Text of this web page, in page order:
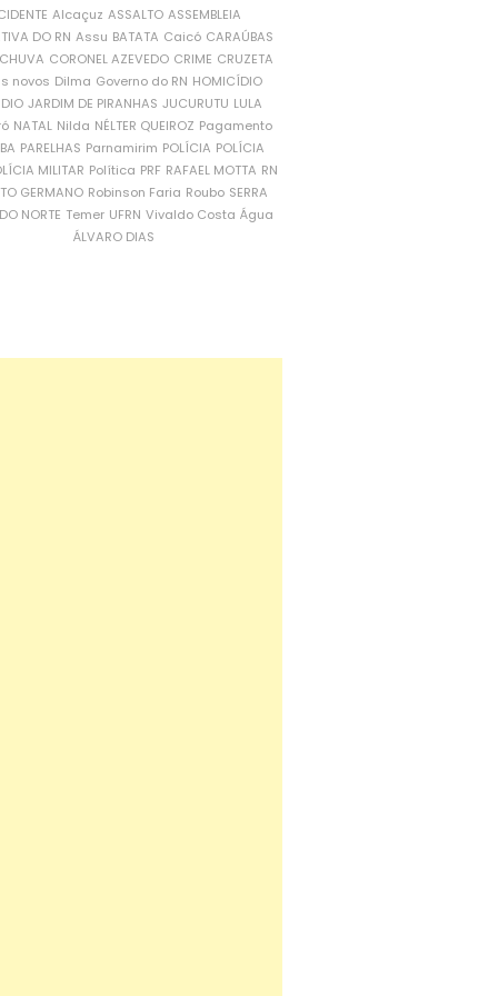
Alcaçuz ASSALTO ASSEMBLEIA
DO RN Assu BATATA Caicó CARAÚBAS
CORONEL AZEVEDO CRIME CRUZETA
novos Dilma Governo do RN HOMICÍDIO
JARDIM DE PIRANHAS JUCURUTU LULA
NATAL Nilda NÉLTER QUEIROZ Pagamento
PARELHAS Parnamirim POLÍCIA POLÍCIA
MILITAR Política PRF RAFAEL MOTTA RN
GERMANO Robinson Faria Roubo SERRA
NORTE Temer UFRN Vivaldo Costa Água
ÁLVARO DIAS